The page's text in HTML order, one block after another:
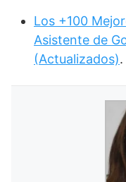
Los +100
Asistente de
(Actualizados).